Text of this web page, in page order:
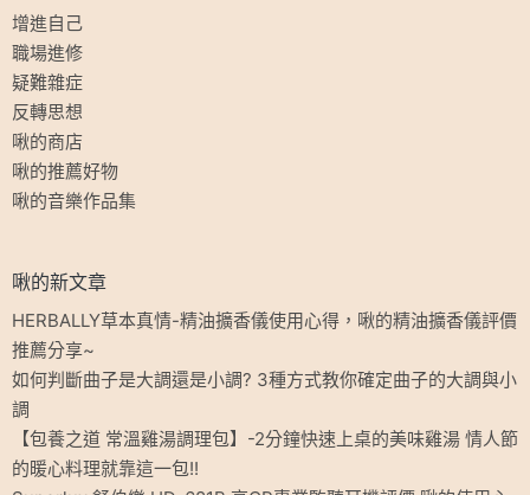
增進自己
職場進修
疑難雜症
反轉思想
啾的商店
啾的推薦好物
啾的音樂作品集
啾的新文章
HERBALLY草本真情-精油擴香儀使用心得，啾的精油擴香儀評價
推薦分享~
如何判斷曲子是大調還是小調? 3種方式教你確定曲子的大調與小
調
【包養之道 常溫雞湯調理包】-2分鐘快速上桌的美味雞湯 情人節
的暖心料理就靠這一包!!